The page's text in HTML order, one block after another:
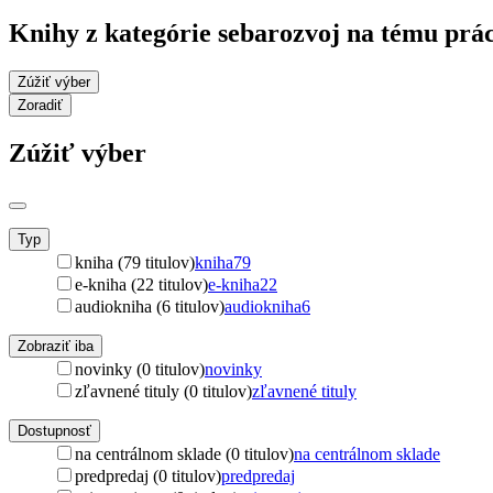
Knihy z kategórie sebarozvoj na tému
Zúžiť výber
Zoradiť
Zúžiť výber
Typ
kniha (79 titulov)kniha79
e-kniha (22 titulov)e-kniha22
audiokniha (6 titulov)audiokniha6
Zobraziť iba
novinky (0 titulov)novinky
zľavnené tituly (0 titulov)zľavnené tituly
Dostupnosť
na centrálnom sklade (0 titulov)na centrálnom sklade
predpredaj (0 titulov)predpredaj